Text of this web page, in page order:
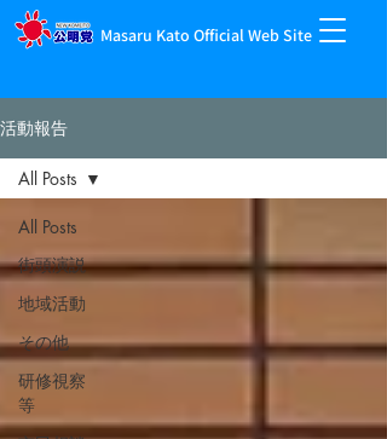
Masaru Kato Official Web Site
活動報告
All Posts
街頭演説
地域活動
その他
研修視察
等
All Posts